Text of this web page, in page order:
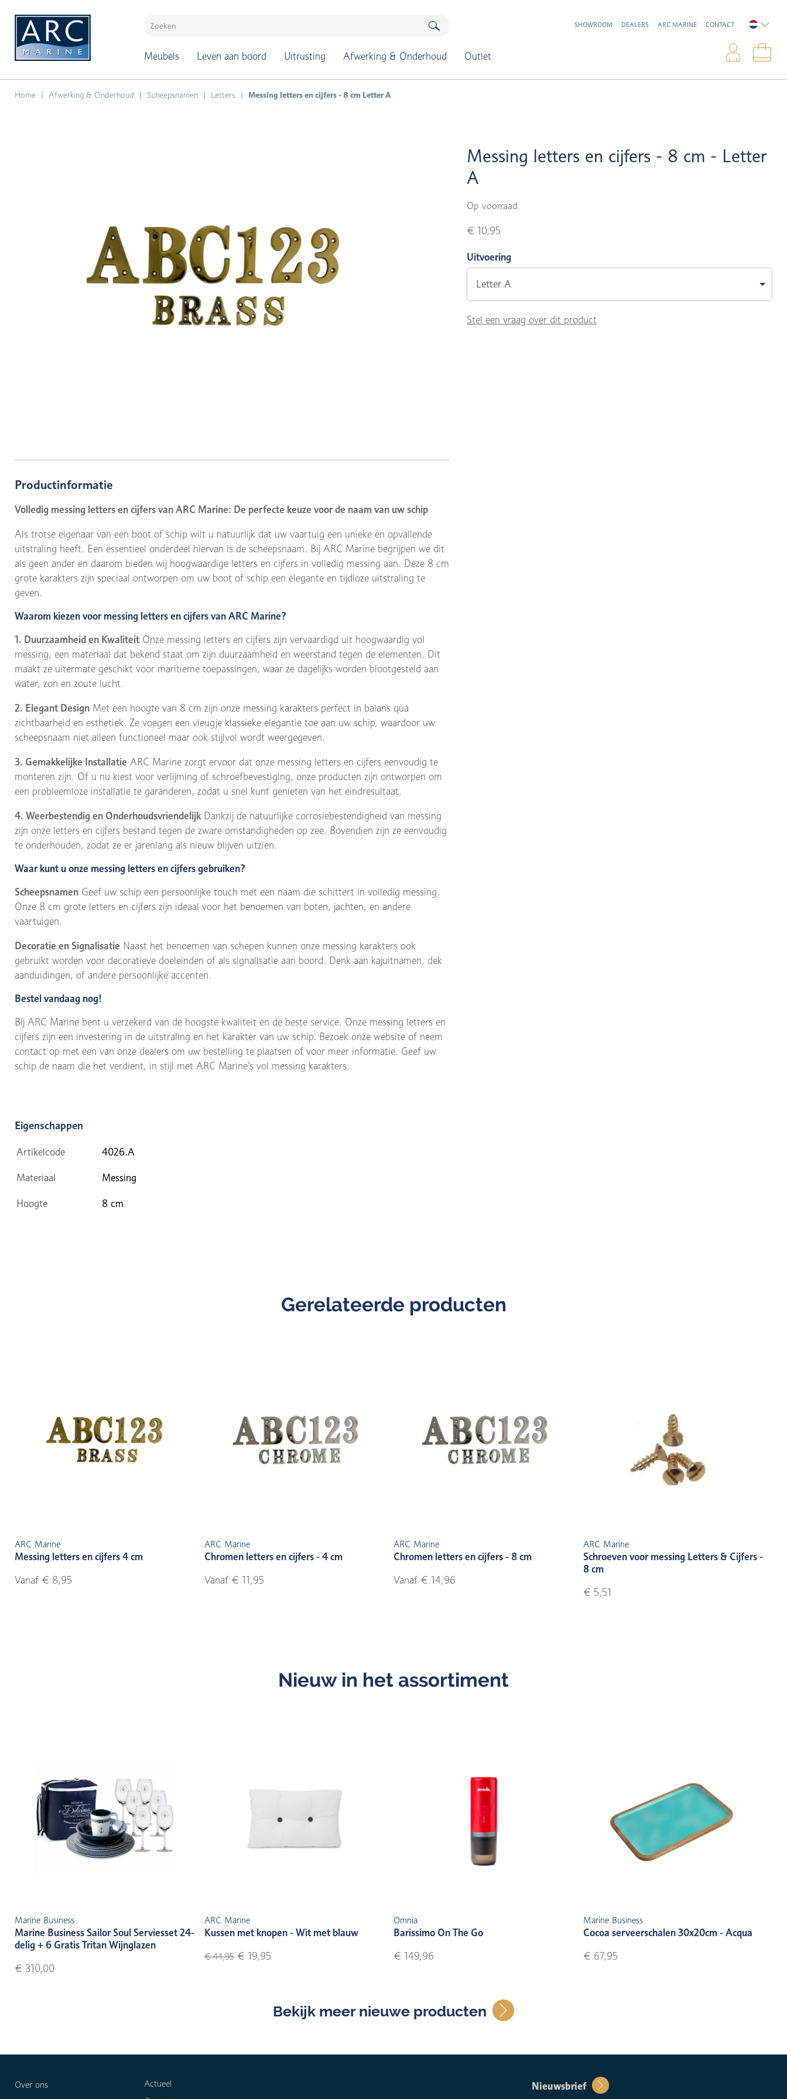
Meubels Leven aan boord Uitrusting Afwerking & Onderhoud Outlet
SHOWROOM DEALERS ARC MARINE CONTACT
Home Afwerking & Onderhoud Scheepsnamen Letters Messing letters en cijfers - 8 cm Letter A
Messing letters en cijfers - 8 cm - Letter
A
Op voorraad
€ 10,95
Uitvoering
Letter A
Stel een vraag over dit product
Productinformatie
Volledig messing letters en cijfers van ARC Marine: De perfecte keuze voor de naam van uw schip
Als trotse eigenaar van een boot of schip wilt u natuurlijk dat uw vaartuig een unieke en opvallende
uitstraling heeft. Een essentieel onderdeel hiervan is de scheepsnaam. Bij ARC Marine begrijpen we dit
als geen ander en daarom bieden wij hoogwaardige letters en cijfers in volledig messing aan. Deze 8 cm
grote karakters zijn speciaal ontworpen om uw boot of schip een elegante en tijdloze uitstraling te
geven.
Waarom kiezen voor messing letters en cijfers van ARC Marine?
1. Duurzaamheid en Kwaliteit Onze messing letters en cijfers zijn vervaardigd uit hoogwaardig vol
messing, een materiaal dat bekend staat om zijn duurzaamheid en weerstand tegen de elementen. Dit
maakt ze uitermate geschikt voor maritieme toepassingen, waar ze dagelijks worden blootgesteld aan
water, zon en zoute lucht.
2. Elegant Design Met een hoogte van 8 cm zijn onze messing karakters perfect in balans qua
zichtbaarheid en esthetiek. Ze voegen een vleugje klassieke elegantie toe aan uw schip, waardoor uw
scheepsnaam niet alleen functioneel maar ook stijlvol wordt weergegeven.
3. Gemakkelijke Installatie ARC Marine zorgt ervoor dat onze messing letters en cijfers eenvoudig te
monteren zijn. Of u nu kiest voor verlijming of schroefbevestiging, onze producten zijn ontworpen om
een probleemloze installatie te garanderen, zodat u snel kunt genieten van het eindresultaat.
4. Weerbestendig en Onderhoudsvriendelijk Dankzij de natuurlijke corrosiebestendigheid van messing
zijn onze letters en cijfers bestand tegen de zware omstandigheden op zee. Bovendien zijn ze eenvoudig
te onderhouden, zodat ze er jarenlang als nieuw blijven uitzien.
Waar kunt u onze messing letters en cijfers gebruiken?
Scheepsnamen Geef uw schip een persoonlijke touch met een naam die schittert in volledig messing.
Onze 8 cm grote letters en cijfers zijn ideaal voor het benoemen van boten, jachten, en andere
vaartuigen.
Decoratie en Signalisatie Naast het benoemen van schepen kunnen onze messing karakters ook
gebruikt worden voor decoratieve doeleinden of als signalisatie aan boord. Denk aan kajuitnamen, dek
aanduidingen, of andere persoonlijke accenten.
Bestel vandaag nog!
Bij ARC Marine bent u verzekerd van de hoogste kwaliteit en de beste service. Onze messing letters en
cijfers zijn een investering in de uitstraling en het karakter van uw schip. Bezoek onze website of neem
contact op met een van onze dealers om uw bestelling te plaatsen of voor meer informatie. Geef uw
schip de naam die het verdient, in stijl met ARC Marine’s vol messing karakters.
Eigenschappen
Artikelcode 4026.A
Materiaal Messing
Hoogte 8 cm
Gerelateerde producten
ARC Marine
Messing letters en cijfers 4 cm
Vanaf € 8,95
ARC Marine
Chromen letters en cijfers - 4 cm
Vanaf € 11,95
ARC Marine
Chromen letters en cijfers - 8 cm
Vanaf € 14,96
ARC Marine
Schroeven voor messing Letters & Cijfers -
8 cm
€ 5,51
Nieuw in het assortiment
Marine Business
Marine Business Sailor Soul Serviesset 24-
delig + 6 Gratis Tritan Wijnglazen
€ 310,00
ARC Marine
Kussen met knopen - Wit met blauw
€ 44,95€ 19,95
Omnia
Barissimo On The Go
€ 149,96
Marine Business
Cocoa serveerschalen 30x20cm - Acqua
€ 67,95
Bekijk meer nieuwe producten
Over ons
Actueel
Nieuwsbrief